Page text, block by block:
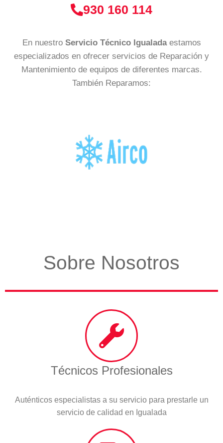
930 160 114
En nuestro Servicio Técnico Igualada estamos
especializados en ofrecer servicios de Reparación y
Mantenimiento de equipos de diferentes marcas.
También Reparamos:
Sobre Nosotros
Técnicos Profesionales
Auténticos especialistas a su servicio para prestarle un
servicio de calidad en Igualada